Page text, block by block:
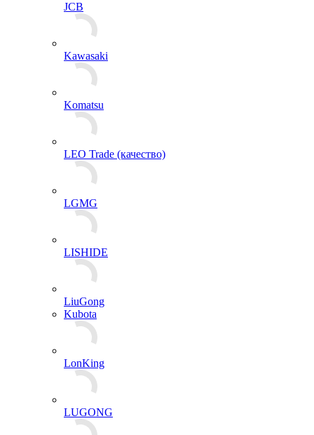
JCB
Kawasaki
Komatsu
LEO Trade (качество)
LGMG
LISHIDE
LiuGong
Kubota
LonKing
LUGONG